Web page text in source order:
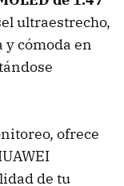
ultraestrecho,
cómoda en
ofrece
de tu